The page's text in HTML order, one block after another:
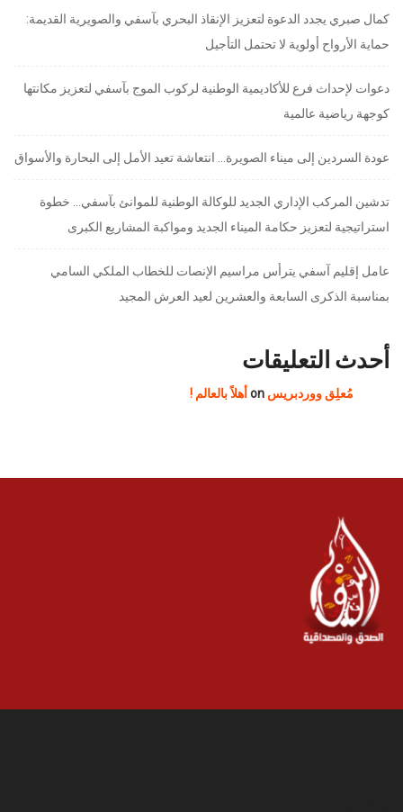
كمال صبري يجدد الدعوة لتعزيز الإنقاذ البحري بآسفي والصويرية القديمة:
حماية الأرواح أولوية لا تحتمل التأجيل
دعوات لإحداث فرع للأكاديمية الوطنية لركوب الموج بآسفي لتعزيز مكانتها
كوجهة رياضية عالمية
عودة السردين إلى ميناء الصويرة… انتعاشة تعيد الأمل إلى البحارة والأسواق
تدشين المركب الإداري الجديد للوكالة الوطنية للموانئ بآسفي… خطوة
استراتيجية لتعزيز حكامة الميناء الجديد ومواكبة المشاريع الكبرى
عامل إقليم آسفي يترأس مراسيم الإنصات للخطاب الملكي السامي
بمناسبة الذكرى السابعة والعشرين لعيد العرش المجيد
أحدث التعليقات
مُعلِق ووردبريس أهلاً بالعالم !